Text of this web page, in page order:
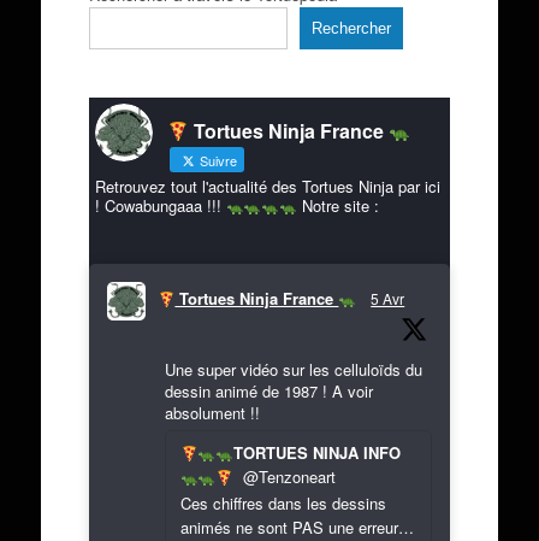
Rechercher
Tortues Ninja France
Suivre
Retrouvez tout l'actualité des Tortues Ninja par ici
! Cowabungaaa !!!
Notre site :
Tortues Ninja France 5 Avr
Une super vidéo sur les celluloïds du
dessin animé de 1987 ! A voir
absolument !!
TORTUES NINJA INFO
@Tenzoneart
Ces chiffres dans les dessins
animés ne sont PAS une erreur…